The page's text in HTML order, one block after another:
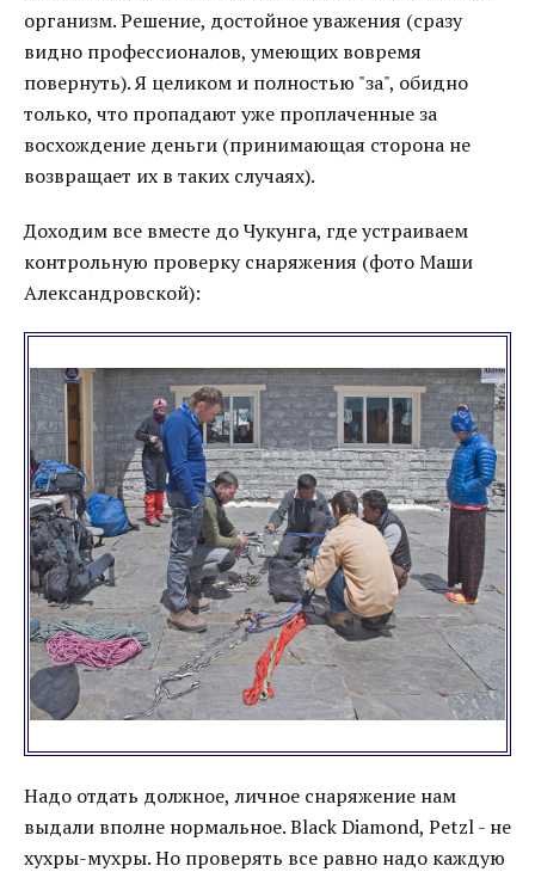
организм. Решение, достойное уважения (сразу
видно профессионалов, умеющих вовремя
повернуть). Я целиком и полностью "за", обидно
только, что пропадают уже проплаченные за
восхождение деньги (принимающая сторона не
возвращает их в таких случаях).
Доходим все вместе до Чукунга, где устраиваем
контрольную проверку снаряжения (фото Маши
Александровской):
Надо отдать должное, личное снаряжение нам
выдали вполне нормальное. Black Diamond, Petzl - не
хухры-мухры. Но проверять все равно надо каждую